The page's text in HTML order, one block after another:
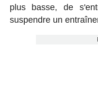
plus basse, de
suspendre un